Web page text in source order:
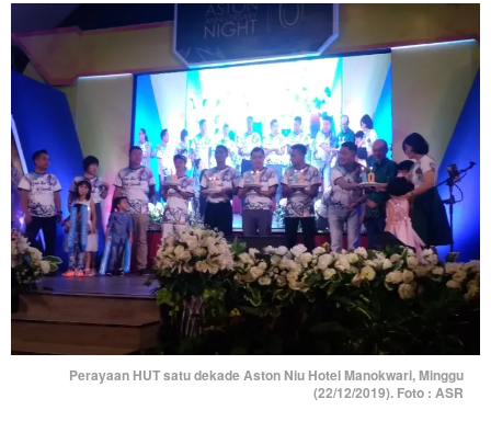
Perayaan HUT satu dekade Aston Niu Hotel Manokwari, Minggu
(22/12/2019). Foto : ASR